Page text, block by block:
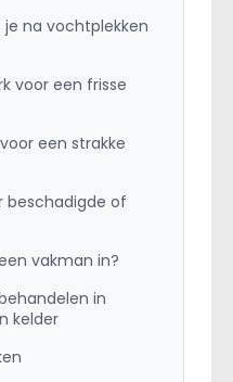
je na vochtplekken
voor een frisse
een strakke
beschadigde of
vakman in?
in
kelder